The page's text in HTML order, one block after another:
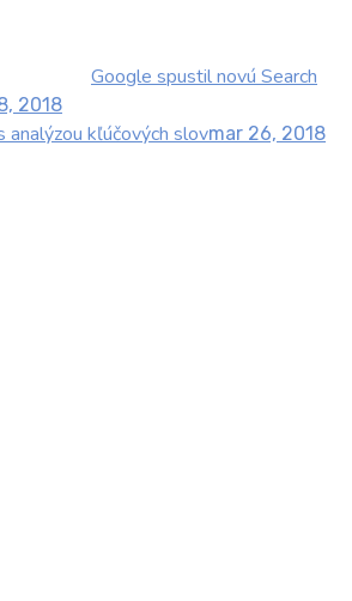
Google spustil novú Search
2018
analýzou kľúčových slovmar 26, 2018